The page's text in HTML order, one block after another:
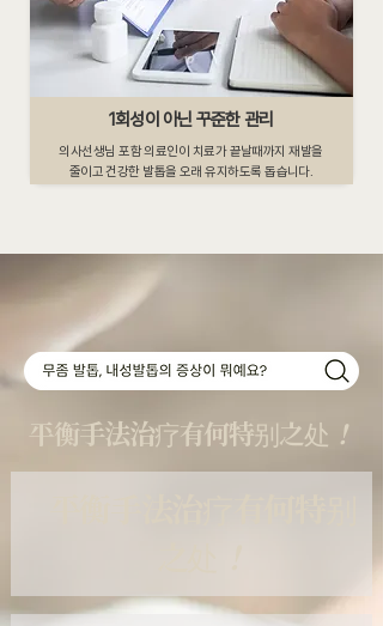
1회성이 아닌 꾸준한 관리
의사선생님 포함 의료인이 치료가 끝날때까지 재발을
줄이고 건강한 발톱을 오래 유지하도록 돕습니다.
平衡手法治疗有何特别之处 ！